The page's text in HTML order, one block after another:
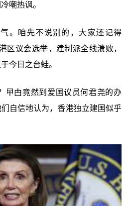
嘲热讽。
。咱先不说别的，大家还记得
区议会选举，建制派全线溃败，
今日之台蛙。
曱甴竟然到爱国议员何君尧的办
自信地认为，香港独立建国似乎